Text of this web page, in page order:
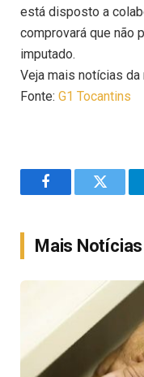
está disposto a
comprovará que não
imputado.
Veja mais notícias da
Fonte: G1 Tocantins
FacebookTwitter
Mais Notícias